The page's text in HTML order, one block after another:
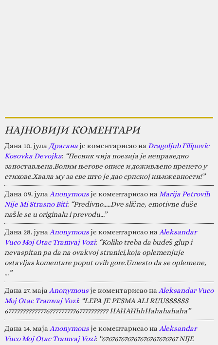
НАЈНОВИЈИ КОМЕНТАРИ
Дана 10. јула Драганаје коментарисао на Dragoljub Filipovic
Kosovka Devojka: “Песник чија поезија је неправедно
запостављена.Волим његове описе и доживљено пренето у
стихове.Хвала му за све што је дао српској књижевности!”
Дана 09. јула Anonymousје коментарисао на Marija Petrovih
Nije Mi Strasno Biti: “Predivno.....Dve slične, emotivne duše
našle se u originalu i prevodu...”
Дана 28. јуна Anonymousје коментарисао на Aleksandar
Vuco Moj Otac Tramvaj Vozi: “Koliko treba da budeš glup i
nevaspitan pa da na ovakvoj stranici,koja oplemenjuje
ostavljas komentare poput ovih gore.Umesto da se oplemene,
…”
Дана 27. маја Anonymousје коментарисао на Aleksandar Vuco
Moj Otac Tramvaj Vozi: “LEPA JE PESMA ALI RUUSSSSSS
67777777777777677777777767777777777 HAHAHhhHahahahaha”
Дана 14. маја Anonymousје коментарисао на Aleksandar
Vuco Moj Otac Tramvaj Vozi: “676767676767676767676767 NIJE